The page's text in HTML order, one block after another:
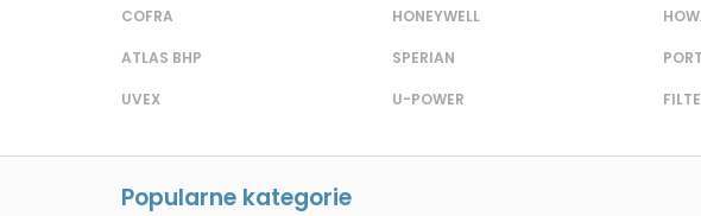
COFRA
ATLAS BHP
UVEX
HONEYWELL
SPERIAN
U-POWER
Popularne kategorie